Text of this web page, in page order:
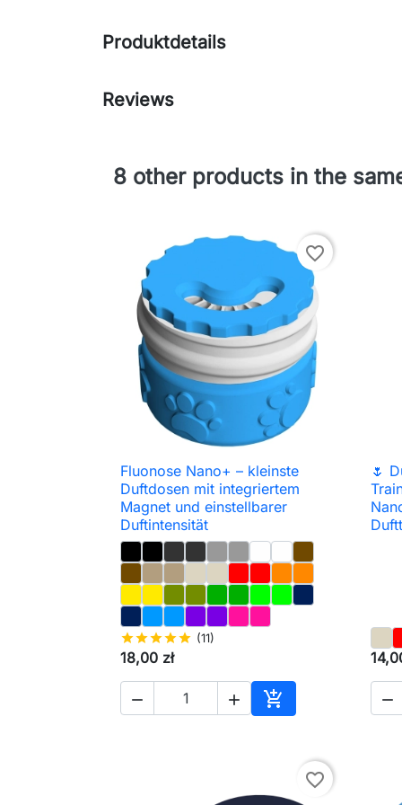
Produktdetails
Reviews
8 other products in the
favorite_border
 Schnellansicht
Fluonose Nano+ – kleinste
Duftdosen mit integriertem
Magnet und einstellbarer
Duftintensität
starstarstarstarstar (11)
18,00 zł
  
In den Warenkorb
🌷

favorite_border